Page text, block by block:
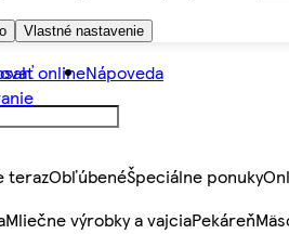
Vlastné nastavenie
onlineNápoveda
terazObľúbenéŠpeciálne ponuky
Mliečne výrobky a vajciaPekáreň